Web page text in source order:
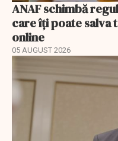
ANAF schimbă
care îți poate
online
05 AUGUST 2026